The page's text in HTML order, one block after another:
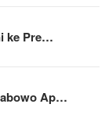
ke Pre…
Ap…